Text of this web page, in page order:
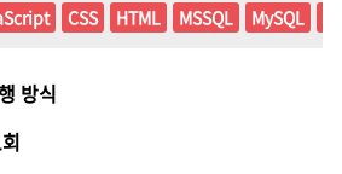
CSS HTML MSSQL MySQL
방식